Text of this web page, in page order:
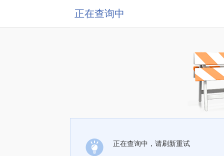
正在查询中
正在查询中，请刷新重试